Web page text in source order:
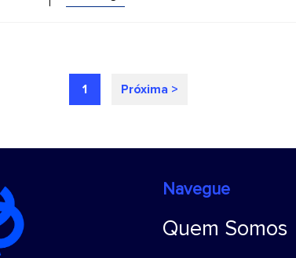
1 Próxima >
Navegue
Quem Somos